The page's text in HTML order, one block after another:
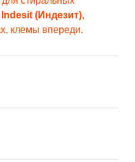
(Индезит),
клемы впереди.